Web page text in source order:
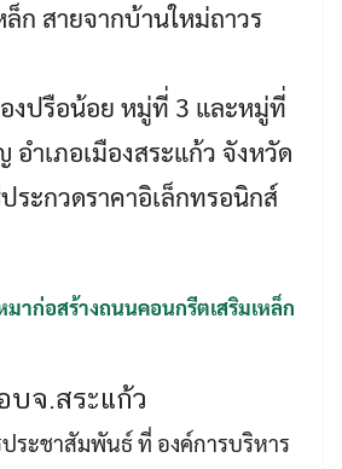
Search
ก สายจากบ้านใหม่ถาวร
งปรือน้อย หมู่ที่ 3 และหมู่ที่
ำเภอเมืองสระแก้ว จังหวัด
ระกวดราคาอิเล็กทรอนิกส์
มาก่อสร้างถนนคอนกรีตเสริมเหล็ก
บจ.สระแก้ว
ระชาสัมพันธ์ ที่ องค์การบริหาร